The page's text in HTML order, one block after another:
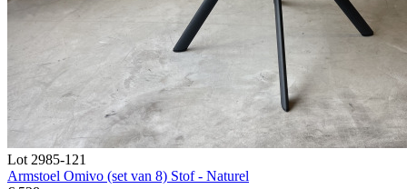
Lot 2985-121
Armstoel Omivo (set van 8) Stof - Naturel